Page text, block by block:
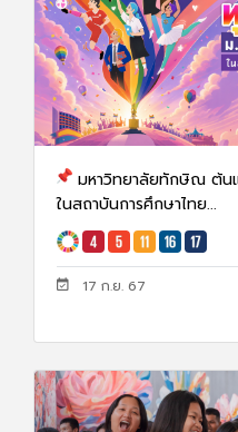
มหาวิทยาลัยทักษิณ ต้นแ
ในสถาบันการศึกษาไทย...
17 ก.ย. 67